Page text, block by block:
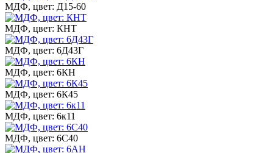
МДФ, цвет: Д15-60
МДФ, цвет: КНТ
МДФ, цвет: 6Д43Г
МДФ, цвет: 6КН
МДФ, цвет: 6К45
МДФ, цвет: 6к11
МДФ, цвет: 6С40